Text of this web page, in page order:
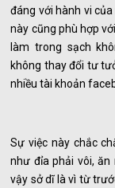
đáng với hành vi
này cũng phù hợp
làm trong sạch
không thay đổi tư
nhiều tài khoản
Sự việc này chắc
như đỉa phải vôi,
vậy sở dĩ là vì từ